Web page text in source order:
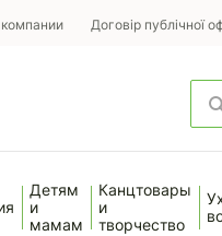
Договір публічної
Детям
и
мамам
Канцтовары
и
творчество